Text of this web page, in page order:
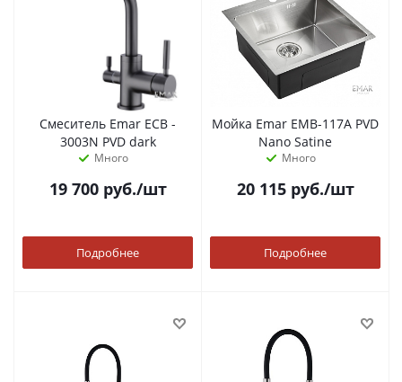
Смеситель Emar ECB -
3003N PVD dark
Много
19 700руб./шт
Подробнее
Мойка Emar EMB-117A PVD
Nano Satine
Много
20 115руб./шт
Подробнее